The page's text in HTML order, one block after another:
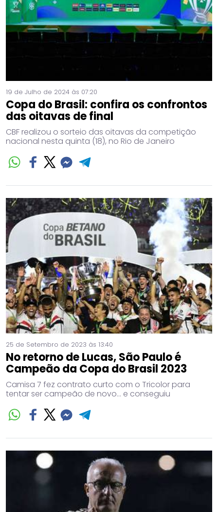
19 de Julho de 2024 às 07:20
Copa do Brasil: confira os confrontos
das oitavas de final
CBF realizou o sorteio das oitavas da competição
nacional nesta quinta (18), no Rio de Janeiro
25 de Setembro de 2023 às 13:40
No retorno de Lucas, São Paulo é
Campeão da Copa do Brasil 2023
Camisa 7 fez contrato curto com o Tricolor para
tentar ser campeão de novo... e conseguiu